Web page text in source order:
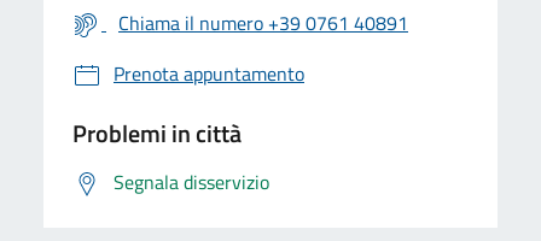
Chiama il numero +39 0761 40891
Prenota appuntamento
Problemi in città
Segnala disservizio